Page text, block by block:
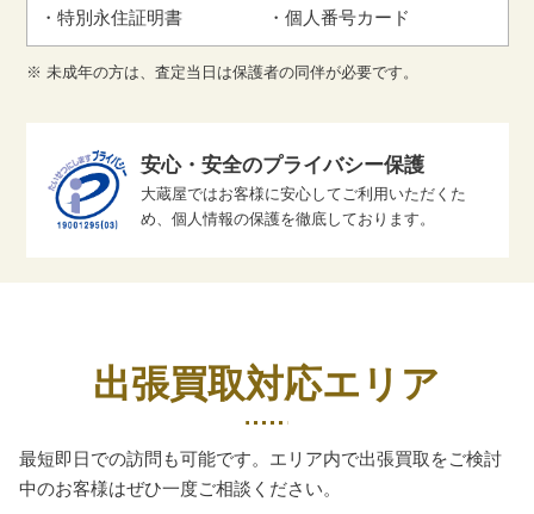
特別永住証明書
個人番号カード
※ 未成年の方は、査定当日は保護者の同伴が必要です。
安心・安全のプライバシー保護
大蔵屋ではお客様に安心してご利用いただくた
め、個人情報の保護を徹底しております。
出張買取対応エリア
最短即日での訪問も可能です。エリア内で出張買取をご検討
中のお客様はぜひ一度ご相談ください。